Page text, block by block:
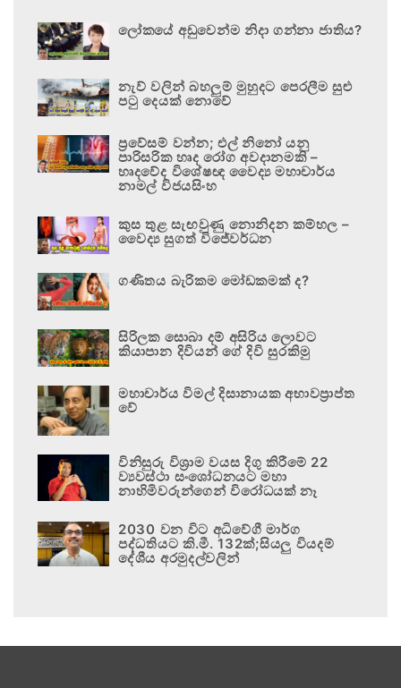
ලෝකයේ අඩුවෙන්ම නිදා ගන්නා ජාතිය?
නැව් වලින් බහලුම් මුහුදට පෙරලීම සුළු
පටු දෙයක් නොවේ
ප්‍රවේසම් වන්න; එල් නිනෝ යනු
පාරිසරික හෘද රෝග අවදානමකි –
හෘදවේද විශේෂඥ වෛද්‍ය මහාචාර්ය
නාමල් විජයසිංහ
කුස තුළ සැඟවුණු නොනිදන කම්හල –
වෛද්‍ය සුගත් විජේවර්ධන
ගණිතය බැරිකම මෝඩකමක් ද?
සිරිලක සොබා දම් අසිරිය ලොවට
කියාපාන දිවියන් ගේ දිවි සුරකිමු
මහාචාර්ය විමල් දිසානායක අභාවප්‍රාප්ත
වේ
විනිසුරු විශ්‍රාම වයස දිගු කිරීමේ 22
ව්‍යවස්ථා සංශෝධනයට මහා
නාහිමිවරුන්ගෙන් විරෝධයක් නෑ
2030 වන විට අධිවේගී මාර්ග
පද්ධතියට කි.මී. 132ක්;සියලු වියදම්
දේශීය අරමුදල්වලින්